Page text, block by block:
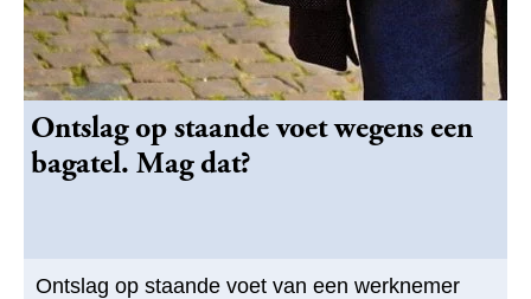
Ontslag op staande voet wegens een
bagatel. Mag dat?
Ontslag op staande voet van een werknemer